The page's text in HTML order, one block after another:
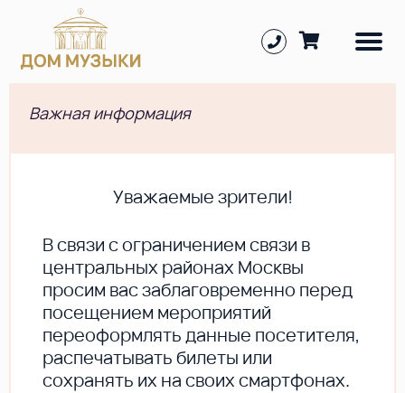
Важная информация
Уважаемые зрители!
В cвязи с ограничением связи в
центральных районах Москвы
просим вас заблаговременно перед
посещением мероприятий
переоформлять данные посетителя,
распечатывать билеты или
сохранять их на своих смартфонах.